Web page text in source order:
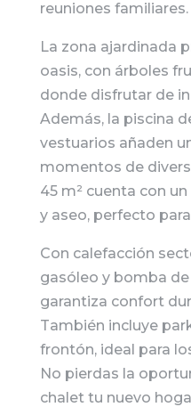
reuniones familiares.
La zona ajardinada
oasis, con árboles
donde disfrutar de
Además, la piscina
vestuarios añaden
momentos de
45 m² cuenta con
y aseo, perfecto
Con calefacción
gasóleo y bomba
garantiza confort
También incluye
frontón, ideal para
No pierdas la
chalet tu nuevo